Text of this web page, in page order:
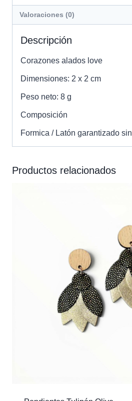
Valoraciones (0)
Descripción
Corazones alados love
Dimensiones: 2 x 2 cm
Peso neto: 8 g
Composición
Formica / Latón garantizado
Productos relacionados